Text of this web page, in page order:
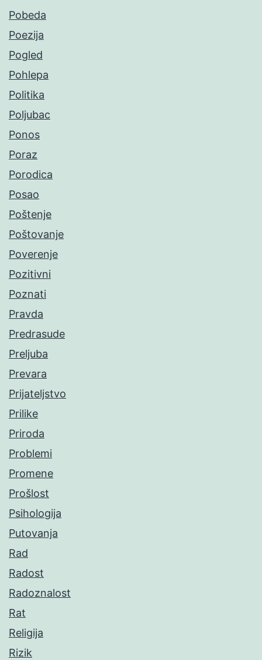
Pobeda
Poezija
Pogled
Pohlepa
Politika
Poljubac
Ponos
Poraz
Porodica
Posao
Poštenje
Poštovanje
Poverenje
Pozitivni
Poznati
Pravda
Predrasude
Preljuba
Prevara
Prijateljstvo
Prilike
Priroda
Problemi
Promene
Prošlost
Psihologija
Putovanja
Rad
Radost
Radoznalost
Rat
Religija
Rizik